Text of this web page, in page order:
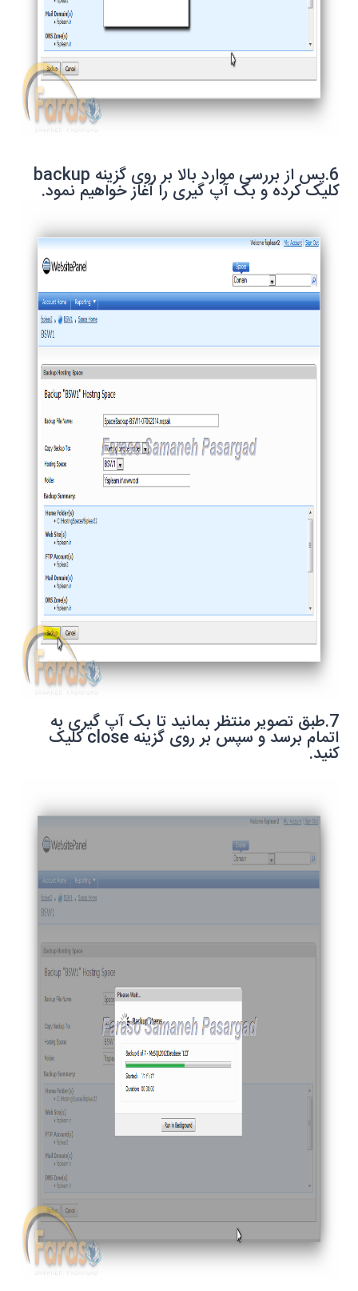
6.پس از بررسی موارد بالا بر روی گزینه backup
کلیک کرده و بک آپ گیری را آغاز خواهیم نمود.
7.طبق تصویر منتظر بمانید تا بک آپ گیری به
اتمام برسد و سپس بر روی گزینه closeکلیک
کنید.